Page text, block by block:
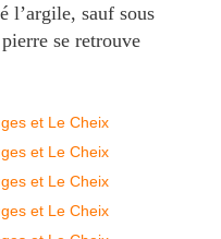
l’argile, sauf sous
se retrouve